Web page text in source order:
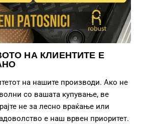
НА КЛИЕНТИТЕ Е
на нашите производи. Ако не
со вашата купување, ве
не за лесно враќање или
е наш врвен приоритет.